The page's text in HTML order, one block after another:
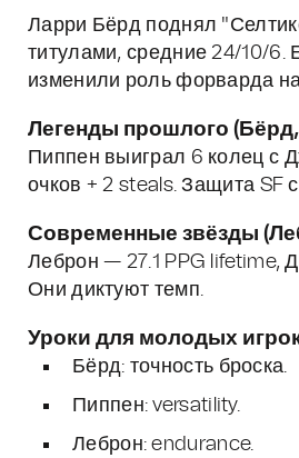
Ларри Бёрд поднял
титулами, средние 24/10/6.
изменили роль форварда
Легенды прошлого
Пиппен выиграл 6 колец с
очков + 2 steals. Защита SF
Современные звёзды
Леброн — 27.1 PPG lifetime,
Они диктуют темп.
Уроки для молодых
Бёрд: точность броска.
Пиппен: versatility.
Леброн: endurance.